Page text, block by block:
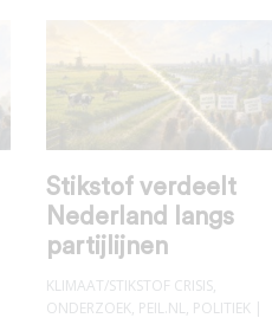
Stikstof verdeelt
Nederland langs
partijlijnen
KLIMAAT/STIKSTOF CRISIS,
ONDERZOEK, PEIL.NL, POLITIEK |